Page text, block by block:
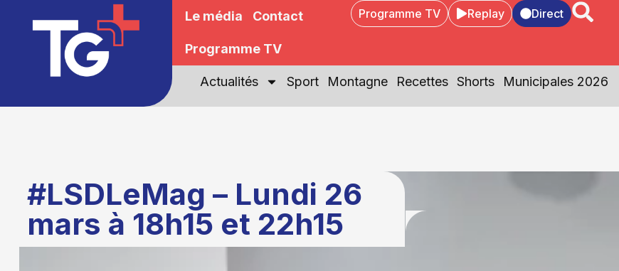
Le média Contact
Programme TV
Programme TV Replay Direct
Actualités Sport Montagne Recettes Shorts Municipales 2026
#LSDLeMag – Lundi 26
mars à 18h15 et 22h15